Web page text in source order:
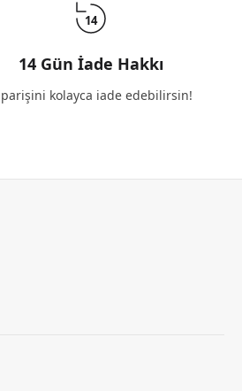
14
14 Gün İade Hakkı
kolayca iade edebilirsin!